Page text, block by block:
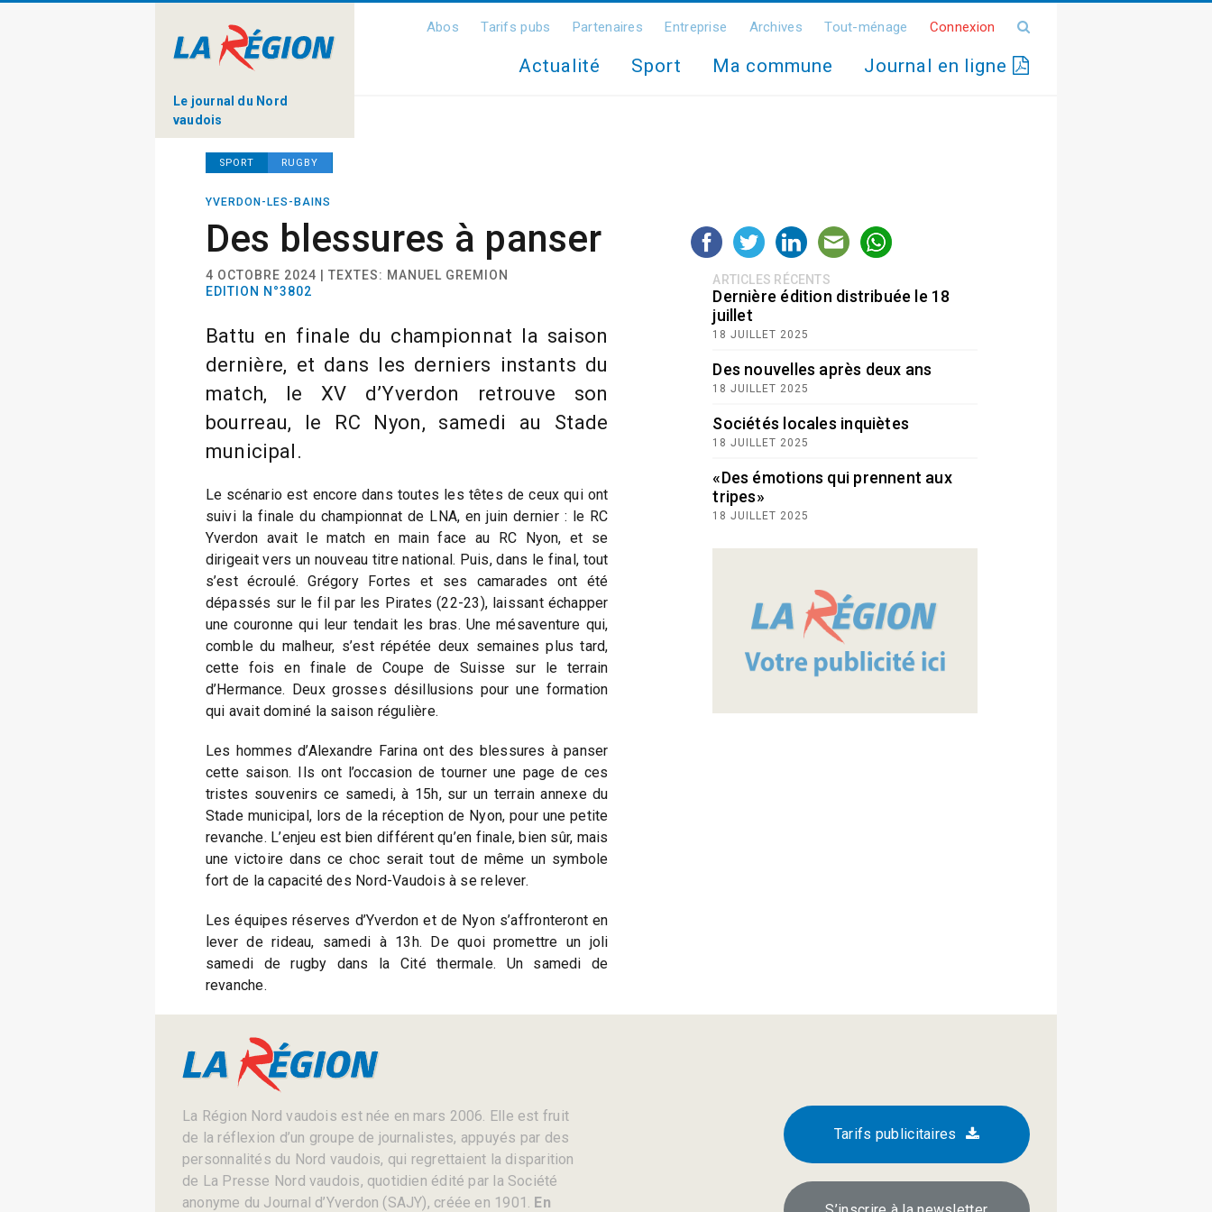
Le journal du Nord
vaudois
Abos Tarifs pubs Partenaires Entreprise Archives Tout-ménage Connexion
Actualité Sport Ma commune Journal en ligne
SPORT RUGBY
YVERDON-LES-BAINS
Des blessures à panser
4 OCTOBRE 2024 | TEXTES: MANUEL GREMION
EDITION N°3802
Battu en finale du championnat la saison
dernière, et dans les derniers instants du
match, le XV d’Yverdon retrouve son
bourreau, le RC Nyon, samedi au Stade
municipal.
Le scénario est encore dans toutes les têtes de ceux qui ont
suivi la finale du championnat de LNA, en juin dernier : le RC
Yverdon avait le match en main face au RC Nyon, et se
dirigeait vers un nouveau titre national. Puis, dans le final, tout
s’est écroulé. Grégory Fortes et ses camarades ont été
dépassés sur le fil par les Pirates (22-23), laissant échapper
une couronne qui leur tendait les bras. Une mésaventure qui,
comble du malheur, s’est répétée deux semaines plus tard,
cette fois en finale de Coupe de Suisse sur le terrain
d’Hermance. Deux grosses désillusions pour une formation
qui avait dominé la saison régulière.
Les hommes d’Alexandre Farina ont des blessures à panser
cette saison. Ils ont l’occasion de tourner une page de ces
tristes souvenirs ce samedi, à 15h, sur un terrain annexe du
Stade municipal, lors de la réception de Nyon, pour une petite
revanche. L’enjeu est bien différent qu’en finale, bien sûr, mais
une victoire dans ce choc serait tout de même un symbole
fort de la capacité des Nord-Vaudois à se relever.
Les équipes réserves d’Yverdon et de Nyon s’affronteront en
lever de rideau, samedi à 13h. De quoi promettre un joli
samedi de rugby dans la Cité thermale. Un samedi de
revanche.
ARTICLES RÉCENTS
Dernière édition distribuée le 18
juillet
18 JUILLET 2025
Des nouvelles après deux ans
18 JUILLET 2025
Sociétés locales inquiètes
18 JUILLET 2025
«Des émotions qui prennent aux
tripes»
18 JUILLET 2025
La Région Nord vaudois est née en mars 2006. Elle est fruit
de la réflexion d’un groupe de journalistes, appuyés par des
personnalités du Nord vaudois, qui regrettaient la disparition
de La Presse Nord vaudois, quotidien édité par la Société
anonyme du Journal d’Yverdon (SAJY), créée en 1901. En
Tarifs publicitaires